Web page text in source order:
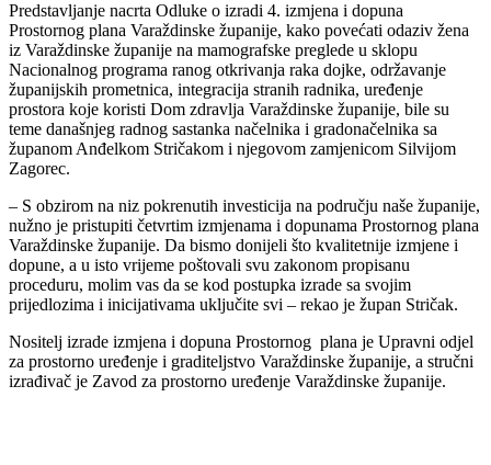
Predstavljanje nacrta Odluke o izradi 4. izmjena i dopuna
Prostornog plana Varaždinske županije, kako povećati odaziv žena
iz Varaždinske županije na mamografske preglede u sklopu
Nacionalnog programa ranog otkrivanja raka dojke, održavanje
županijskih prometnica, integracija stranih radnika, uređenje
prostora koje koristi Dom zdravlja Varaždinske županije, bile su
teme današnjeg radnog sastanka načelnika i gradonačelnika sa
županom Anđelkom Stričakom i njegovom zamjenicom Silvijom
Zagorec.
– S obzirom na niz pokrenutih investicija na području naše županije,
nužno je pristupiti četvrtim izmjenama i dopunama Prostornog plana
Varaždinske županije. Da bismo donijeli što kvalitetnije izmjene i
dopune, a u isto vrijeme poštovali svu zakonom propisanu
proceduru, molim vas da se kod postupka izrade sa svojim
prijedlozima i inicijativama uključite svi – rekao je župan Stričak.
Nositelj izrade izmjena i dopuna Prostornog plana je Upravni odjel
za prostorno uređenje i graditeljstvo Varaždinske županije, a stručni
izrađivač je Zavod za prostorno uređenje Varaždinske županije.